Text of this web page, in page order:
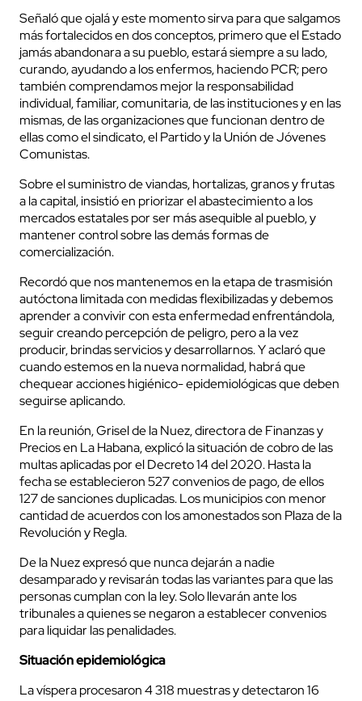
Señaló que ojalá y este momento sirva para que salgamos
más fortalecidos en dos conceptos, primero que el Estado
jamás abandonara a su pueblo, estará siempre a su lado,
curando, ayudando a los enfermos, haciendo PCR; pero
también comprendamos mejor la responsabilidad
individual, familiar, comunitaria, de las instituciones y en las
mismas, de las organizaciones que funcionan dentro de
ellas como el sindicato, el Partido y la Unión de Jóvenes
Comunistas.
Sobre el suministro de viandas, hortalizas, granos y frutas
a la capital, insistió en priorizar el abastecimiento a los
mercados estatales por ser más asequible al pueblo, y
mantener control sobre las demás formas de
comercialización.
Recordó que nos mantenemos en la etapa de trasmisión
autóctona limitada con medidas flexibilizadas y debemos
aprender a convivir con esta enfermedad enfrentándola,
seguir creando percepción de peligro, pero a la vez
producir, brindas servicios y desarrollarnos. Y aclaró que
cuando estemos en la nueva normalidad, habrá que
chequear acciones higiénico- epidemiológicas que deben
seguirse aplicando.
En la reunión, Grisel de la Nuez, directora de Finanzas y
Precios en La Habana, explicó la situación de cobro de las
multas aplicadas por el Decreto 14 del 2020. Hasta la
fecha se establecieron 527 convenios de pago, de ellos
127 de sanciones duplicadas. Los municipios con menor
cantidad de acuerdos con los amonestados son Plaza de la
Revolución y Regla.
De la Nuez expresó que nunca dejarán a nadie
desamparado y revisarán todas las variantes para que las
personas cumplan con la ley. Solo llevarán ante los
tribunales a quienes se negaron a establecer convenios
para liquidar las penalidades.
Situación epidemiológica
La víspera procesaron 4 318 muestras y detectaron 16